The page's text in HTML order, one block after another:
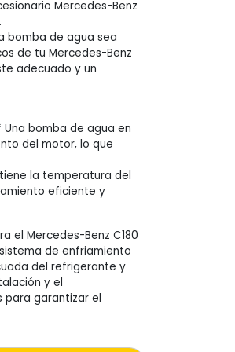
Mercedes-Benz
bomba de agua sea
de tu Mercedes-Benz
adecuado y un
bomba de agua en
del motor, lo que
la temperatura del
eficiente y
el Mercedes-Benz C180
de enfriamiento
del refrigerante y
y el
para garantizar el